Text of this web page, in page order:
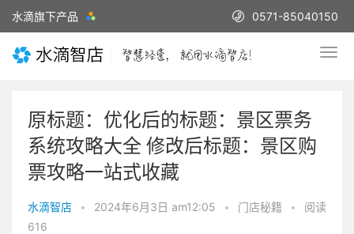
水滴旗下产品 0571-85040150
原标题：优化后的标题：景区票务
系统攻略大全 修改后标题：景区购
票攻略一站式收藏
水滴智店 • 2024年6月3日 am12:05 • 门店秘籍 •
阅读
616